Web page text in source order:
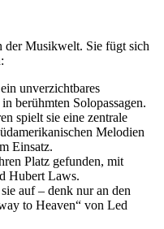
der Musikwelt. Sie fügt sich
unverzichtbares
berühmten Solopassagen.
spielt sie eine zentrale
Melodien
Einsatz.
Platz gefunden, mit
Hubert Laws.
auf – denk nur an den
to Heaven“ von Led